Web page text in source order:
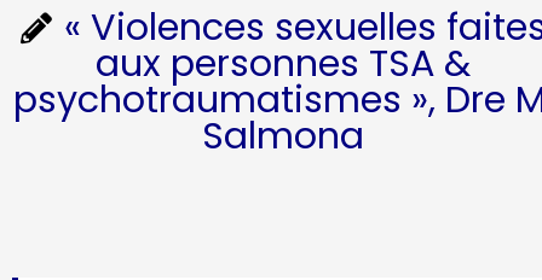
« Violences sexuelles
aux personnes TSA &
psychotraumatismes », Dre
Salmona